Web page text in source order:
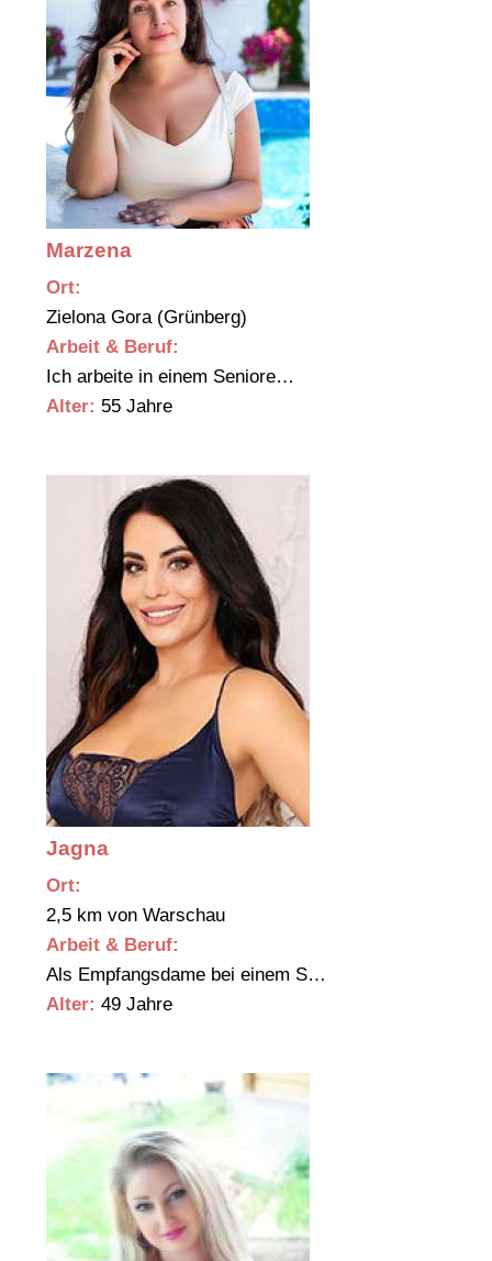
Marzena
Ort:
Zielona Gora (Grünberg)
Arbeit & Beruf:
Ich arbeite in einem Seniore…
Alter: 55 Jahre
Jagna
Ort:
2,5 km von Warschau
Arbeit & Beruf:
Als Empfangsdame bei einem S…
Alter: 49 Jahre